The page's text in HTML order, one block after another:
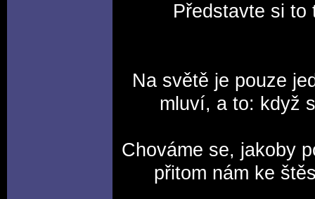
Představte si
Na světě je pouze
mluví, a to: když
Chováme se, jakoby
přitom nám ke